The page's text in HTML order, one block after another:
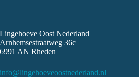
Lingehoeve Oost Nederland
Arnhemsestraatweg 36c
6991 AN Rheden
info@lingehoeveoostnederland.nl